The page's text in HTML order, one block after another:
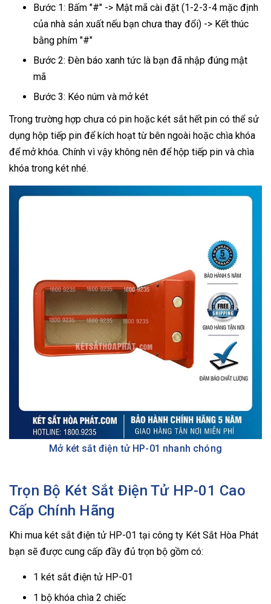
Bước 1: Bấm "#" -> Mật mã cài đặt (1-2-3-4 mặc định
của nhà sản xuất nếu bạn chưa thay đổi) -> Kết thúc
bằng phím "#"
Bước 2: Đèn báo xanh tức là bạn đã nhập đúng mật
mã
Bước 3: Kéo núm và mở két
Trong trường hợp chưa có pin hoặc két sắt hết pin có thể sử
dụng hộp tiếp pin để kích hoạt từ bên ngoài hoặc chìa khóa
để mở khóa. Chính vì vậy không nên để hộp tiếp pin và chìa
khóa trong két nhé.
Mở két sắt điện tử HP-01 nhanh chóng
Trọn Bộ Két Sắt Điện Tử HP-01 Cao
Cấp Chính Hãng
Khi mua két sắt điện tử HP-01 tại công ty Két Sắt Hòa Phát
bạn sẽ được cung cấp đầy đủ trọn bộ gồm có:
1 két sắt điện tử HP-01
1 bộ khóa chìa 2 chiếc